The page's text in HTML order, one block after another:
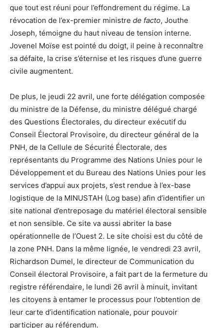
que tout est réuni pour l’effondrement du régime. La
révocation de l’ex-premier ministre de facto, Jouthe
Joseph, témoigne du haut niveau de tension interne.
Jovenel Moïse est pointé du doigt, il peine à reconnaître
sa défaite, la crise s’éternise et les risques d’une guerre
civile augmentent.
De plus, le jeudi 22 avril, une forte délégation composée
du ministre de la Défense, du ministre délégué chargé
des Questions Électorales, du directeur exécutif du
Conseil Électoral Provisoire, du directeur général de la
PNH, de la Cellule de Sécurité Électorale, des
représentants du Programme des Nations Unies pour le
Développement et du Bureau des Nations Unies pour les
services d’appui aux projets, s’est rendue à l’ex-base
logistique de la MINUSTAH (Log base) afin d’identifier un
site national d’entreposage du matériel électoral sensible
et non sensible. Ce site va aussi abriter la base
opérationnelle de l’Ouest 2. Le site choisi est du côté de
la zone PNH. Dans la même lignée, le vendredi 23 avril,
Richardson Dumel, le directeur de Communication du
Conseil électoral Provisoire, a fait part de la fermeture du
registre référendaire, le lundi 26 avril à minuit, invitant
les citoyens à entamer le processus pour l’obtention de
leur carte d’identification nationale, pour pouvoir
participer au référendum.